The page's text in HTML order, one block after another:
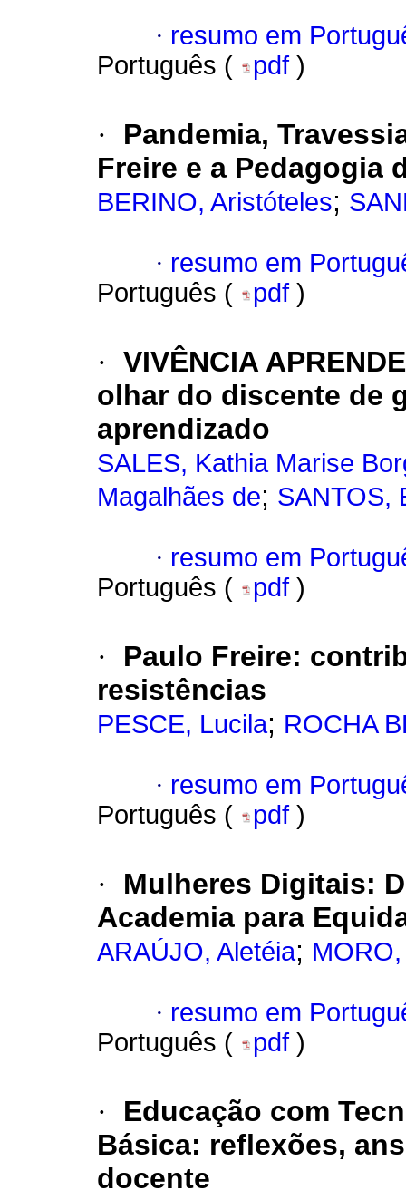
· resumo em
Português (
pdf )
·
Pandemia,
Freire e a Pedagogia
BERINO, Aristóteles;
· resumo em
Português (
pdf )
· VIVÊNCIA
olhar do discente de
aprendizado
SALES, Kathia Marise
Magalhães de; SANTOS,
· resumo em
Português (
pdf )
·
Paulo Freire:
resistências
PESCE, Lucila; ROCHA
· resumo em
Português (
pdf )
·
Mulheres Digitais:
Academia para
ARAÚJO, Aletéia;
· resumo em
Português (
pdf )
·
Educação com
Básica: reflexões,
docente